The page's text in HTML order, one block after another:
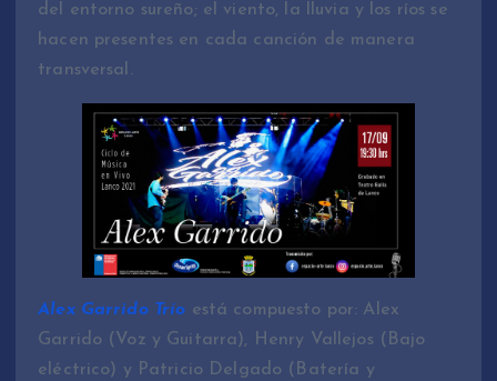
del entorno sureño; el viento, la lluvia y los ríos se
hacen presentes en cada canción de manera
transversal.
Alex Garrido Trío está compuesto por: Alex
Garrido (Voz y Guitarra), Henry Vallejos (Bajo
eléctrico) y Patricio Delgado (Batería y